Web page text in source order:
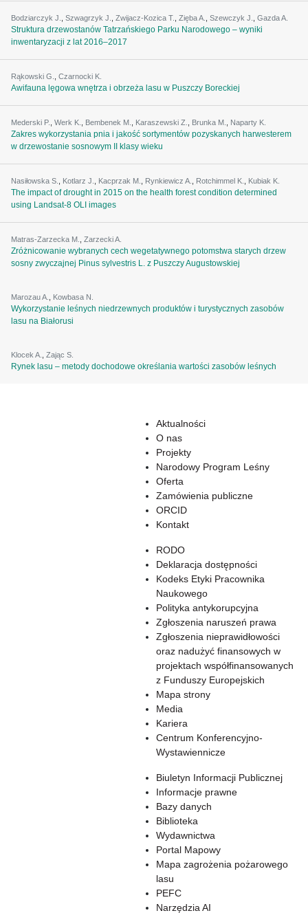
Bodziarczyk J. Szwagrzyk J. Zwijacz-Kozica T. Zięba A. Szewczyk J. Gazda A.
Struktura drzewostanów Tatrzańskiego Parku Narodowego – wyniki
inwentaryzacji z lat 2016–2017
Rąkowski G. Czarnocki K.
Awifauna lęgowa wnętrza i obrzeża lasu w Puszczy Boreckiej
Mederski P. Werk K. Bembenek M. Karaszewski Z. Brunka M. Naparty K.
Zakres wykorzystania pnia i jakość sortymentów pozyskanych harwesterem
w drzewostanie sosnowym II klasy wieku
Nasiłowska S. Kotlarz J. Kacprzak M. Rynkiewicz A. Rotchimmel K. Kubiak K.
The impact of drought in 2015 on the health forest condition determined
using Landsat-8 OLI images
Matras-Zarzecka M. Zarzecki A.
Zróżnicowanie wybranych cech wegetatywnego potomstwa starych drzew
sosny zwyczajnej Pinus sylvestris L. z Puszczy Augustowskiej
Marozau A. Kowbasa N.
Wykorzystanie leśnych niedrzewnych produktów i turystycznych zasobów
lasu na Białorusi
Klocek A. Zając S.
Rynek lasu – metody dochodowe określania wartości zasobów leśnych
Aktualności
O nas
Projekty
Narodowy Program Leśny
Oferta
Zamówienia publiczne
ORCID
Kontakt
RODO
Deklaracja dostępności
Kodeks Etyki Pracownika
Naukowego
Polityka antykorupcyjna
Zgłoszenia naruszeń prawa
Zgłoszenia nieprawidłowości
oraz nadużyć finansowych w
projektach współfinansowanych
z Funduszy Europejskich
Mapa strony
Media
Kariera
Centrum Konferencyjno-
Wystawiennicze
Biuletyn Informacji Publicznej
Informacje prawne
Bazy danych
Biblioteka
Wydawnictwa
Portal Mapowy
Mapa zagrożenia pożarowego
lasu
PEFC
Narzędzia AI